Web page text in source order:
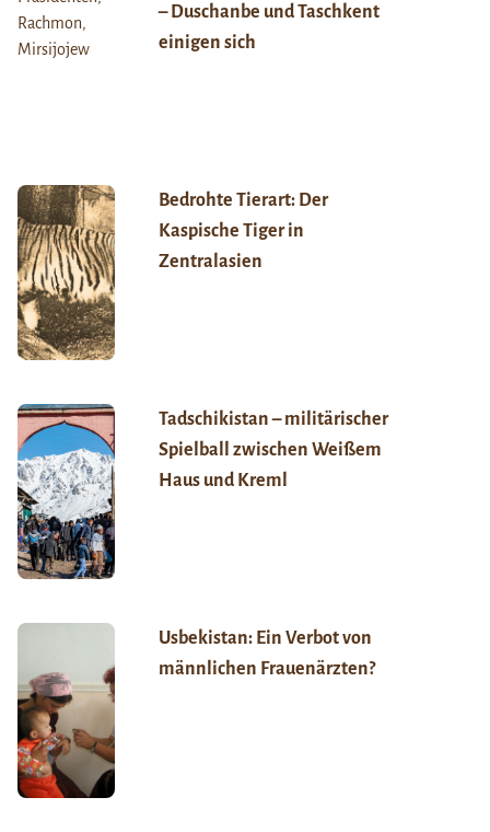
– Duschanbe und Taschkent
einigen sich
Bedrohte Tierart: Der
Kaspische Tiger in
Zentralasien
Tadschikistan – militärischer
Spielball zwischen Weißem
Haus und Kreml
Usbekistan: Ein Verbot von
männlichen Frauenärzten?